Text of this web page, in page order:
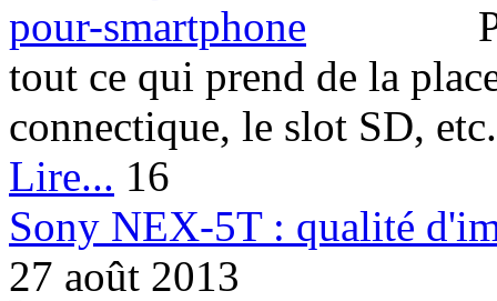
tout ce qui prend de la
connectique, le slot SD,
Lire... 16
Sony NEX-5T : qualité
27 août 2013